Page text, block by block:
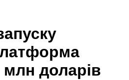
млн доларів